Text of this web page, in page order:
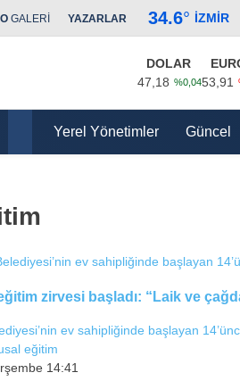
GALERİ YAZARLAR 34.6° İZMIR
DOLAR
47,18 %0,0453,91
Yerel Yönetimler Güncel
zirvesi başladı: “Laik ve
ev sahipliğinde başlayan
eğitim
14:41